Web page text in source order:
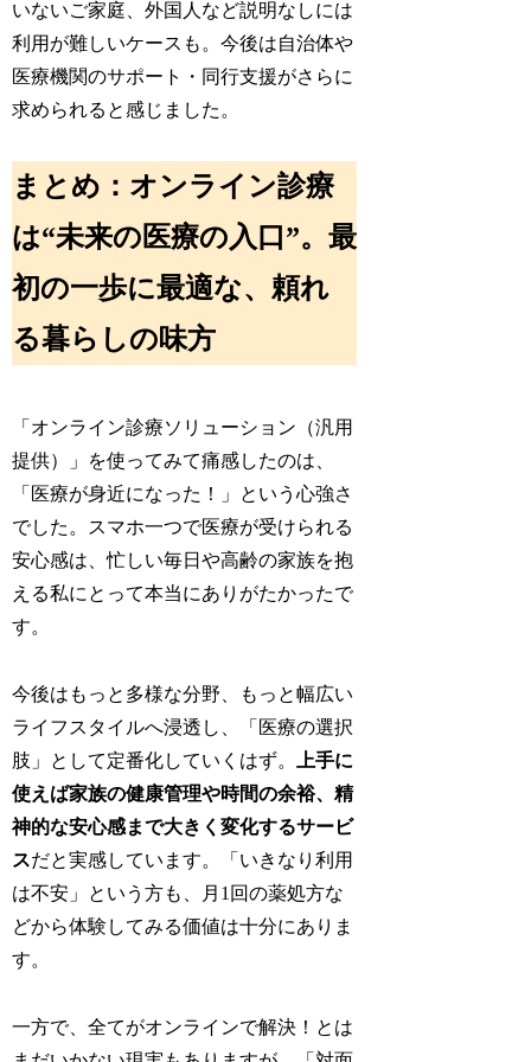
いないご家庭、外国人など説明なしには
利用が難しいケースも。今後は自治体や
医療機関のサポート・同行支援がさらに
求められると感じました。
まとめ：オンライン診療
は“未来の医療の入口”。最
初の一歩に最適な、頼れ
る暮らしの味方
「オンライン診療ソリューション（汎用
提供）」を使ってみて痛感したのは、
「医療が身近になった！」という心強さ
でした。スマホ一つで医療が受けられる
安心感は、忙しい毎日や高齢の家族を抱
える私にとって本当にありがたかったで
す。
今後はもっと多様な分野、もっと幅広い
ライフスタイルへ浸透し、「医療の選択
肢」として定番化していくはず。
上手に
使えば家族の健康管理や時間の余裕、精
神的な安心感まで大きく変化するサービ
スだと実感しています。「いきなり利用
は不安」という方も、月1回の薬処方な
どから体験してみる価値は十分にありま
す。
一方で、全てがオンラインで解決！とは